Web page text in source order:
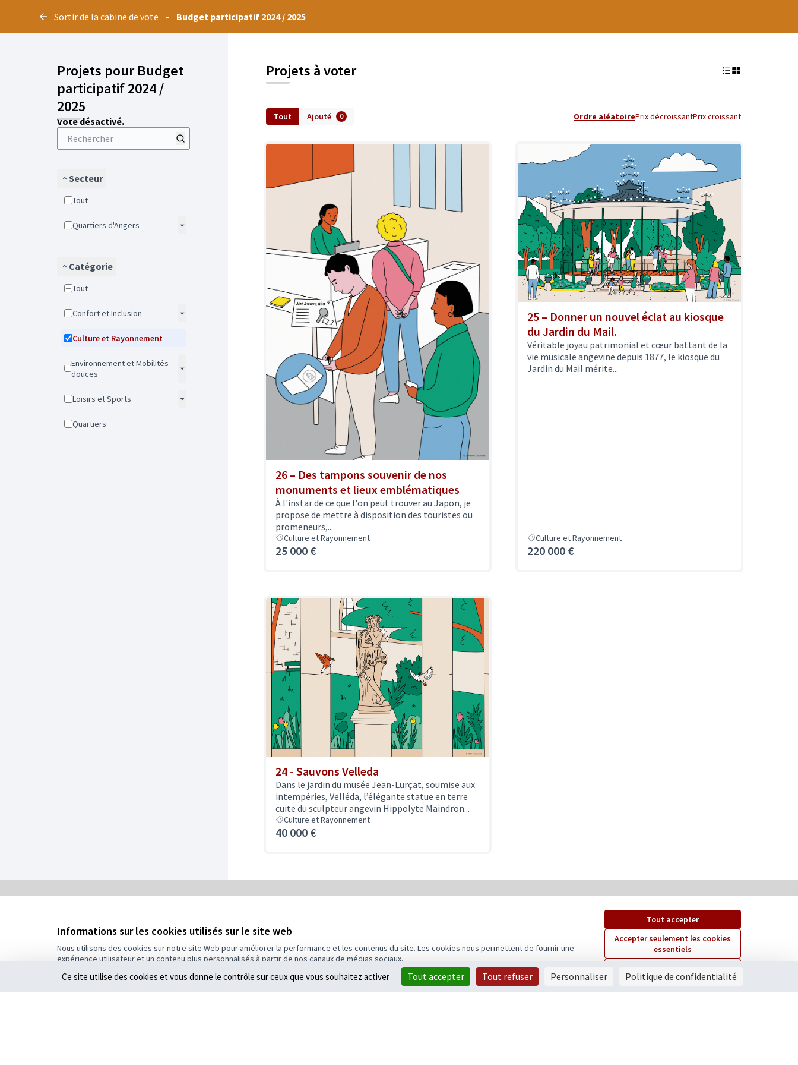
Informations sur les cookies utilisés sur le site web
Nous utilisons des cookies sur notre site Web pour améliorer la performance et les contenus du site. Les cookies nous permettent de fournir une
expérience utilisateur et un contenu plus personnalisés à partir de nos canaux de médias sociaux.
Tout accepter
Accepter seulement les cookies
essentiels
Sortir de la cabine de vote - Budget participatif 2024 / 2025
Projets pour Budget
participatif 2024 /
2025
Vote désactivé.
Secteur
Tout
Quartiers d'Angers
Catégorie
Tout
Confort et Inclusion
Culture et Rayonnement
Environnement et Mobilités
douces
Loisirs et Sports
Quartiers
Projets à voter
Tout Ajouté 0 Ordre aléatoirePrix décroissantPrix croissant
26 – Des tampons souvenir de nos
monuments et lieux emblématiques
À l'instar de ce que l'on peut trouver au Japon, je
propose de mettre à disposition des touristes ou
promeneurs,...
Culture et Rayonnement
25 000 €
25 – Donner un nouvel éclat au kiosque
du Jardin du Mail.
Véritable joyau patrimonial et cœur battant de la
vie musicale angevine depuis 1877, le kiosque du
Jardin du Mail mérite...
Culture et Rayonnement
220 000 €
24 - Sauvons Velleda
Dans le jardin du musée Jean-Lurçat, soumise aux
intempéries, Velléda, l’élégante statue en terre
cuite du sculpteur angevin Hippolyte Maindron...
Culture et Rayonnement
40 000 €
Assigné
Ce site utilise des cookies et vous donne le contrôle sur ceux que vous souhaitez activer Tout accepter Tout refuser Personnaliser Politique de confidentialité